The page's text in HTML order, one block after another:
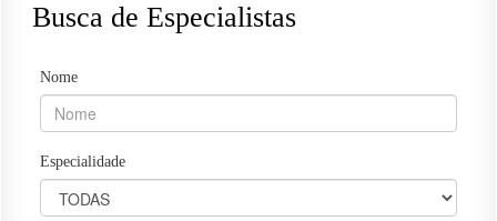
Busca de Especialistas
Nome
Especialidade